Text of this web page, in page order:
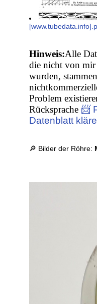
Hinweis:Alle
die nicht von mir
wurden,
Problem
Rücksprache 📨
Datenblatt
🔎 Bilder der Röhre: